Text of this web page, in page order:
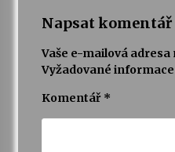
Napsat komentář
Vaše e-mailová
Vyžadované
Komentář *